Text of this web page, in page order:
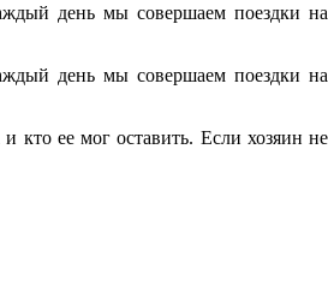
день мы совершаем поездки на
день мы совершаем поездки на
кто ее мог оставить. Если хозяин не